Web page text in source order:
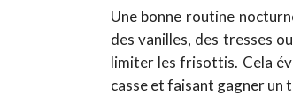
Une bonne routine
des vanilles, des tresses
limiter les frisottis. Cela
casse et faisant gagner un